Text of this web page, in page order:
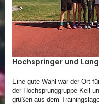
Hochspringer und
Eine gute Wahl war der Ort
der Hochsprunggruppe Keil
grüßen aus dem